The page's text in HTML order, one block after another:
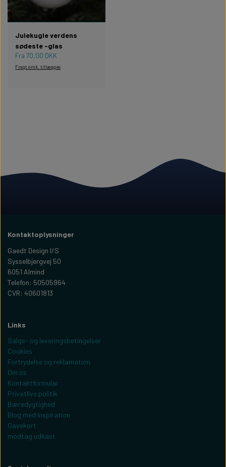
Julekugle verdens
sødeste -glas
Fra 70,00 DKK
Fragt omk. tillægges
Kontaktoplysninger
Gaedt Design I/S
Sysselbjergvej 50
6051 Almind
Telefon: 50505964
CVR: 40601813
Links
Salgs- og leveringsbetingelser
Cookies
Fortrydelse og reklamation
Om os
Kontaktformular
Privatlivs politik
Bæredygtighed
Blog med inspiration
Gavekort
modtag udkast